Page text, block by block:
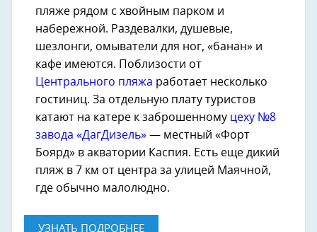
пляже рядом с хвойным парком и
набережной. Раздевалки, душевые,
шезлонги, омыватели для ног, «банан» и
кафе имеются. Поблизости от
Центрального пляжа работает несколько
гостиниц. За отдельную плату туристов
катают на катере к заброшенному цеху №8
завода «ДагДизель» — местный «Форт
Боярд» в акватории Каспия. Есть еще дикий
пляж в 7 км от центра за улицей Маячной,
где обычно малолюдно.
УЗНАТЬ ПОДРОБНЕЕ